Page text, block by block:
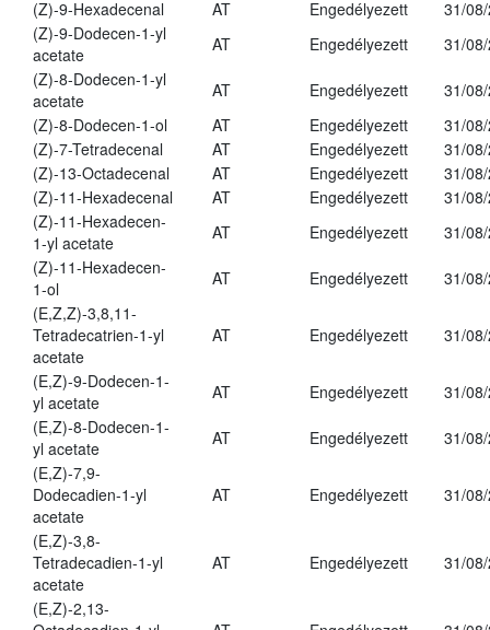
(Z)-9-Hexadecenal
AT Engedélyezett
31/
(Z)-9-Dodecen-1-yl
acetate
AT Engedélyezett
31/
(Z)-8-Dodecen-1-yl
acetate
AT Engedélyezett
31/
(Z)-8-Dodecen-1-ol
AT Engedélyezett
31/
(Z)-7-Tetradecenal
AT Engedélyezett
31/
(Z)-13-Octadecenal
AT Engedélyezett
31/
(Z)-11-Hexadecenal
AT Engedélyezett
31/
(Z)-11-Hexadecen-
1-yl acetate
AT Engedélyezett
31/
(Z)-11-Hexadecen-
1-ol
AT Engedélyezett
31/
(E,Z,Z)-3,8,11-
Tetradecatrien-1-yl
acetate
AT Engedélyezett 31/
(E,Z)-9-Dodecen-1-
yl acetate
AT Engedélyezett
31/
(E,Z)-8-Dodecen-1-
yl acetate
AT Engedélyezett
31/
(E,Z)-7,9-
Dodecadien-1-yl
acetate
AT Engedélyezett 31/
(E,Z)-3,8-
Tetradecadien-1-yl
acetate
AT Engedélyezett 31/
(E,Z)-2,13-